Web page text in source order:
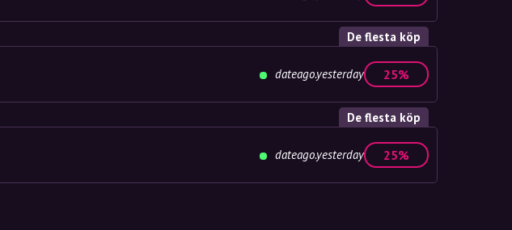
De flesta köp
dateago.yesterday 25%
De flesta köp
dateago.yesterday 25%